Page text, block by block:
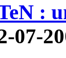
:
07-